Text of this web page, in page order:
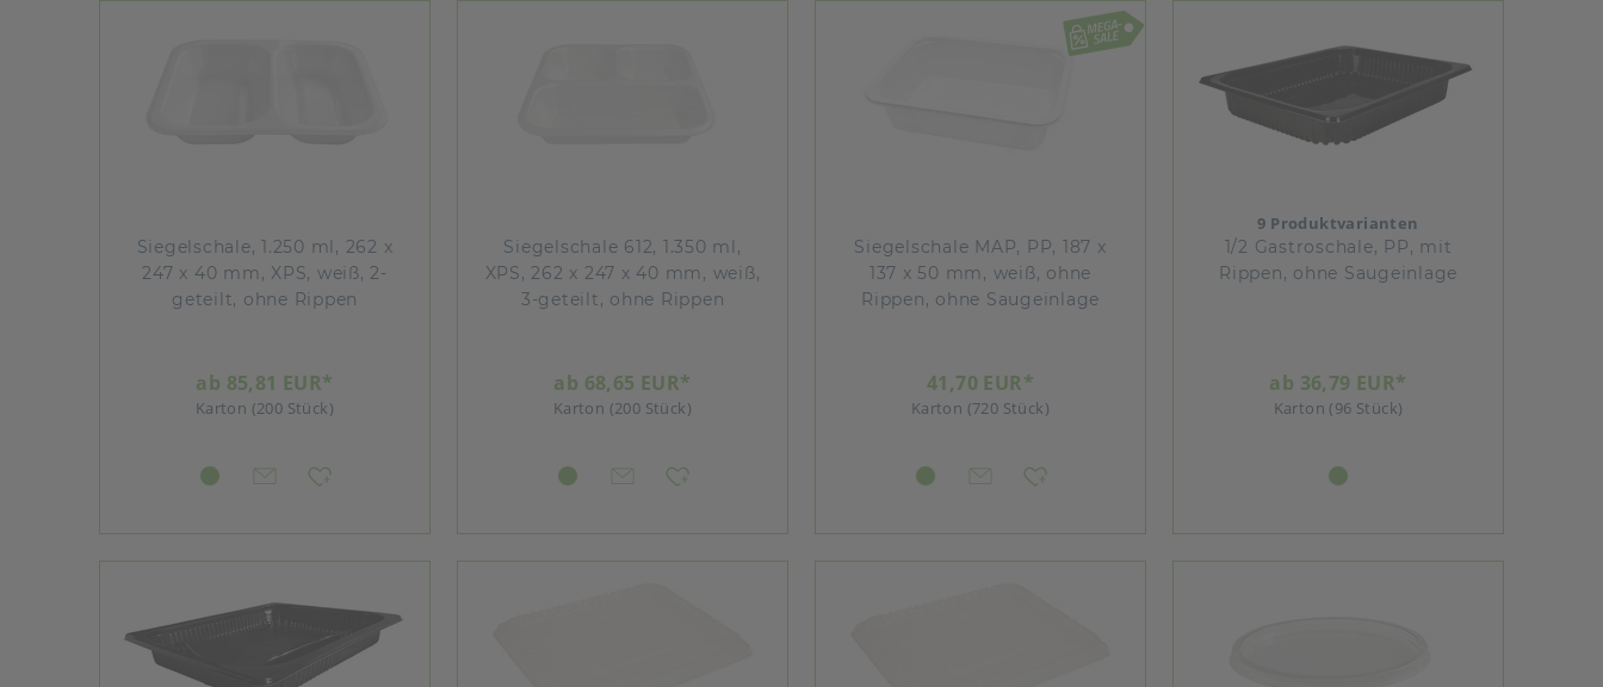
Siegelschale, 1.250 ml, 262 x
247 x 40 mm, XPS, weiß, 2-
geteilt, ohne Rippen
ab 85,81 EUR*
Karton (200 Stück)
Siegelschale 612, 1.350 ml,
XPS, 262 x 247 x 40 mm, weiß,
3-geteilt, ohne Rippen
ab 68,65 EUR*
Karton (200 Stück)
Siegelschale MAP, PP, 187 x
137 x 50 mm, weiß, ohne
Rippen, ohne Saugeinlage
41,70 EUR*
Karton (720 Stück)
9 Produktvarianten
1/2 Gastroschale, PP, mit
Rippen, ohne Saugeinlage
ab 36,79 EUR*
Karton (96 Stück)